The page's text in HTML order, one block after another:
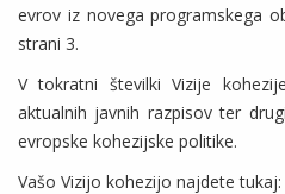
evrov iz novega programskega
strani 3.
V tokratni številki Vizije
aktualnih javnih razpisov ter
evropske kohezijske politike.
Vašo Vizijo kohezijo najdete tukaj: